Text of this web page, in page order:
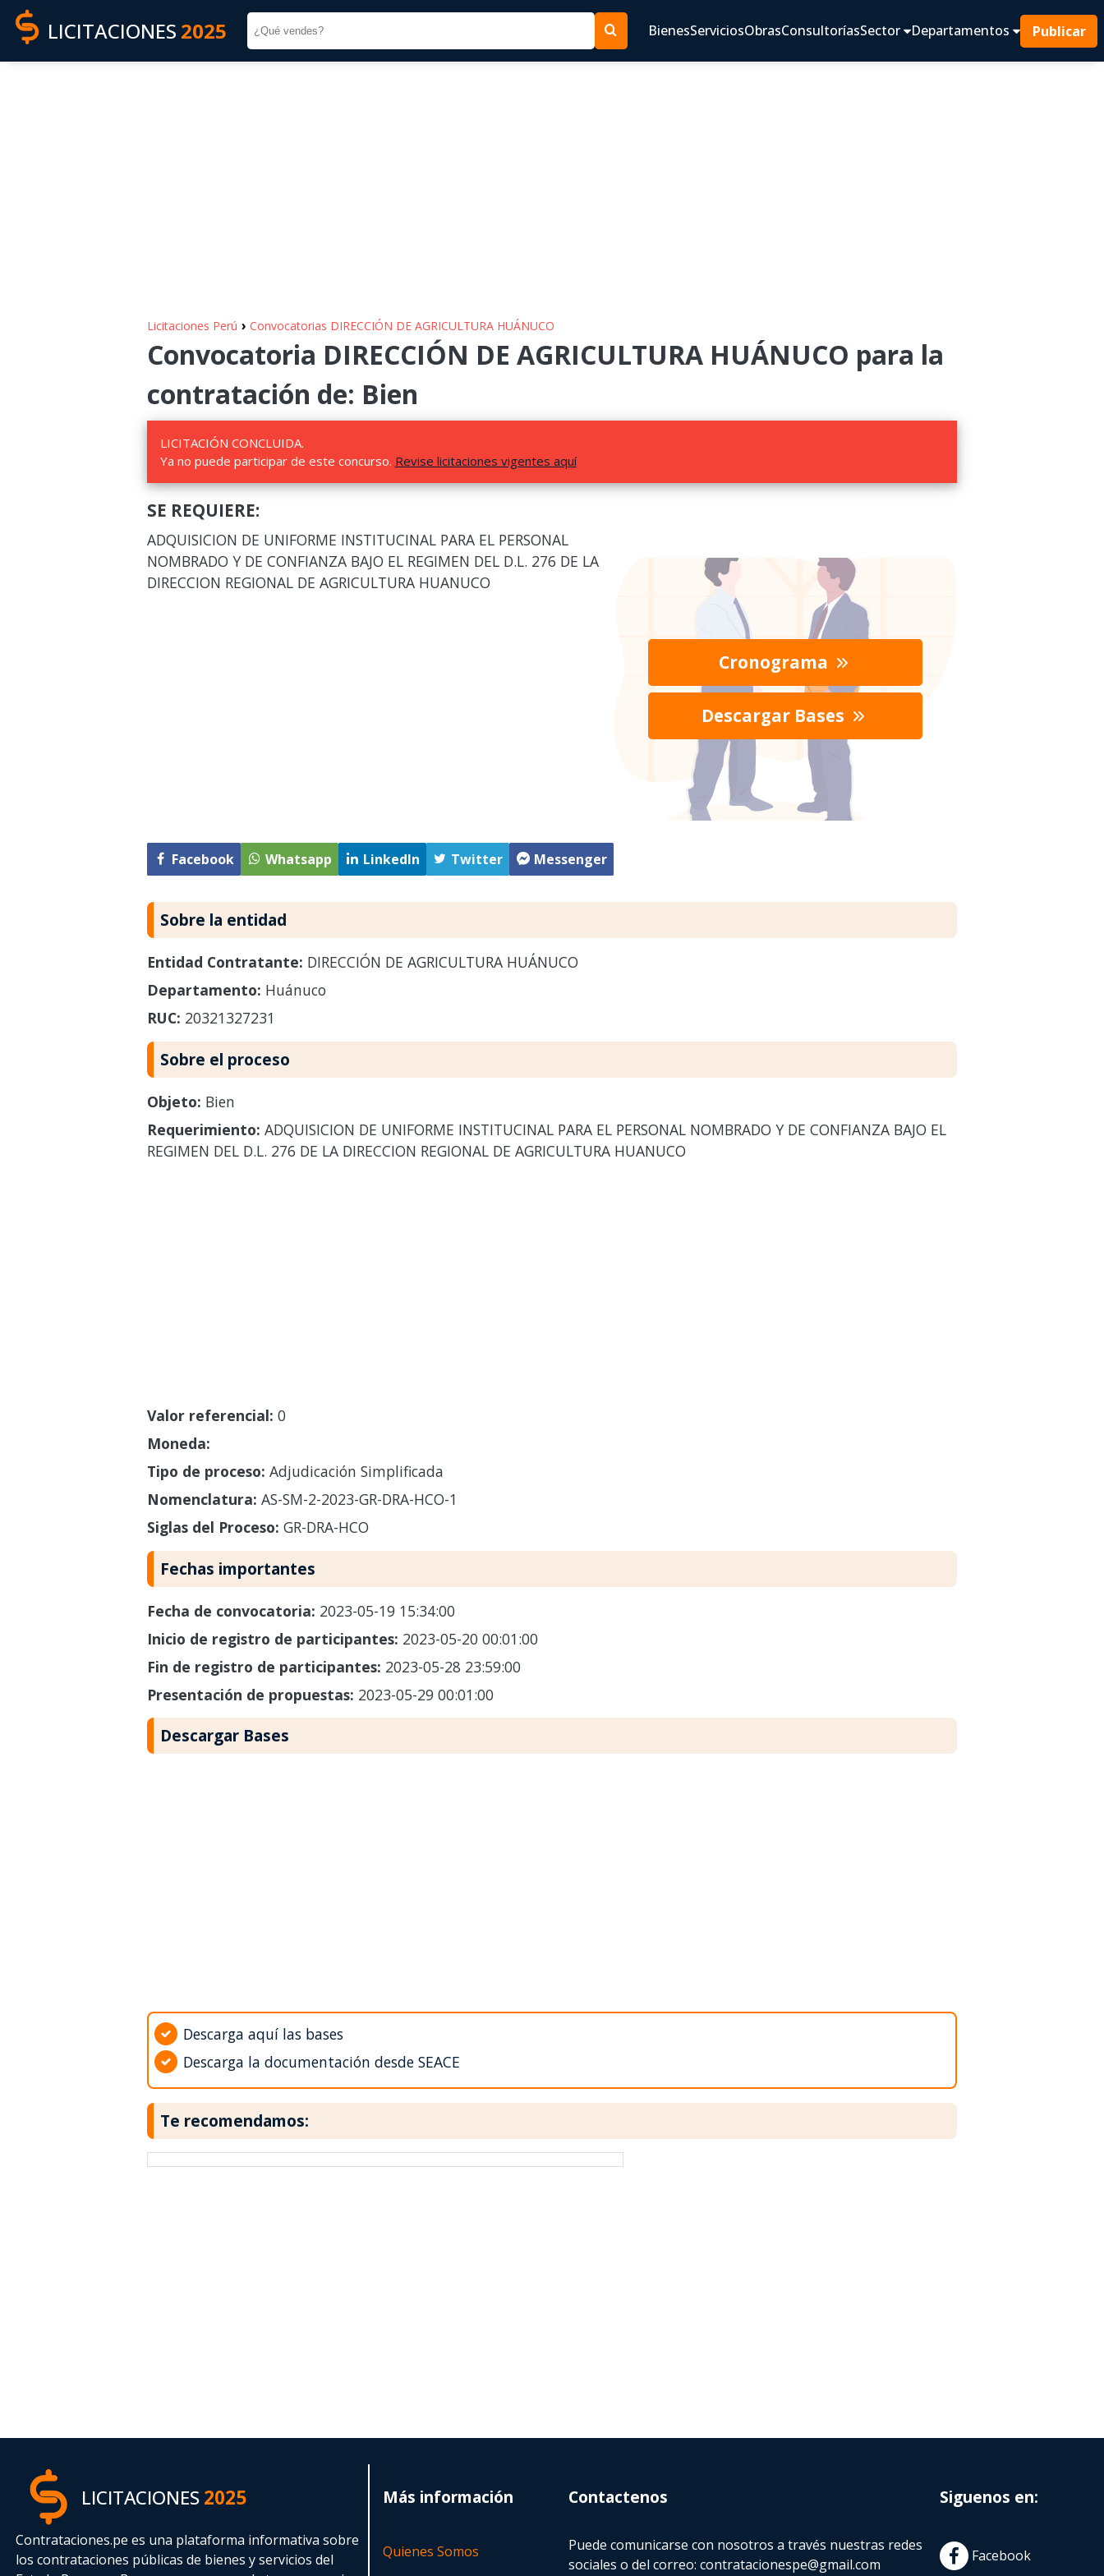
LICITACIONES 2025 BienesServiciosObrasConsultoríasSector Departamentos Publicar
Licitaciones Perú › Convocatorias DIRECCIÓN DE AGRICULTURA HUÁNUCO
Convocatoria DIRECCIÓN DE AGRICULTURA HUÁNUCO para la
contratación de: Bien
LICITACIÓN CONCLUIDA.
Ya no puede participar de este concurso. Revise licitaciones vigentes aquí
SE REQUIERE:
ADQUISICION DE UNIFORME INSTITUCINAL PARA EL PERSONAL
NOMBRADO Y DE CONFIANZA BAJO EL REGIMEN DEL D.L. 276 DE LA
DIRECCION REGIONAL DE AGRICULTURA HUANUCO
Facebook Whatsapp LinkedIn Twitter Messenger
Cronograma
Descargar Bases
Sobre la entidad
Entidad Contratante: DIRECCIÓN DE AGRICULTURA HUÁNUCO
Departamento: Huánuco
RUC: 20321327231
Sobre el proceso
Objeto: Bien
Requerimiento: ADQUISICION DE UNIFORME INSTITUCINAL PARA EL PERSONAL NOMBRADO Y DE CONFIANZA BAJO EL
REGIMEN DEL D.L. 276 DE LA DIRECCION REGIONAL DE AGRICULTURA HUANUCO
Valor referencial: 0
Moneda:
Tipo de proceso: Adjudicación Simplificada
Nomenclatura: AS-SM-2-2023-GR-DRA-HCO-1
Siglas del Proceso: GR-DRA-HCO
Fechas importantes
Fecha de convocatoria: 2023-05-19 15:34:00
Inicio de registro de participantes: 2023-05-20 00:01:00
Fin de registro de participantes: 2023-05-28 23:59:00
Presentación de propuestas: 2023-05-29 00:01:00
Descargar Bases
Descarga aquí las bases
Descarga la documentación desde SEACE
Te recomendamos:
LICITACIONES2025
Contrataciones.pe es una plataforma informativa sobre
los contrataciones públicas de bienes y servicios del
Más información
Quienes Somos
Contactenos
Puede comunicarse con nosotros a través nuestras redes
sociales o del correo:contratacionespe@gmail.com
Siguenos en:
Facebook